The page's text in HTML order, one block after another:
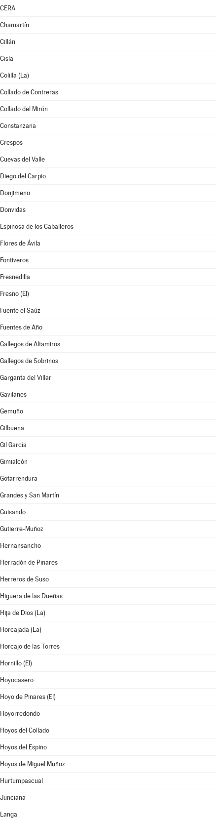
CERA
Chamartín
Cillán
Cisla
Colilla (La)
Collado de Contreras
Collado del Mirón
Constanzana
Crespos
Cuevas del Valle
Diego del Carpio
Donjimeno
Donvidas
Espinosa de los Caballeros
Flores de Ávila
Fontiveros
Fresnedilla
Fresno (El)
Fuente el Saúz
Fuentes de Año
Gallegos de Altamiros
Gallegos de Sobrinos
Garganta del Villar
Gavilanes
Gemuño
Gilbuena
Gil García
Gimialcón
Gotarrendura
Grandes y San Martín
Guisando
Gutierre-Muñoz
Hernansancho
Herradón de Pinares
Herreros de Suso
Higuera de las Dueñas
Hija de Dios (La)
Horcajada (La)
Horcajo de las Torres
Hornillo (El)
Hoyocasero
Hoyo de Pinares (El)
Hoyorredondo
Hoyos del Collado
Hoyos del Espino
Hoyos de Miguel Muñoz
Hurtumpascual
Junciana
Langa